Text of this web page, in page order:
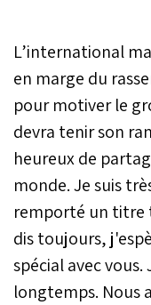
L’international
en marge du
pour motiver le
devra tenir son
heureux de
monde. Je suis
remporté un titre
dis toujours,
spécial avec
longtemps. Nous